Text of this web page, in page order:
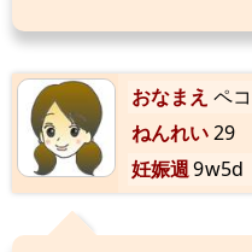
おなまえ ペコ
ねんれい29
妊娠週9w5d